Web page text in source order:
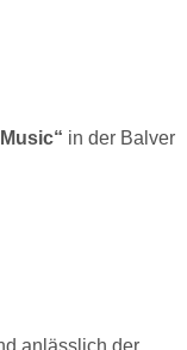
in der Balver
anlässlich der